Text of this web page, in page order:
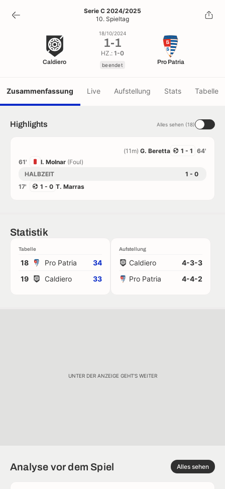
1-1
beendet
Serie C 2024/2025
10. Spieltag
Caldiero
18/10/2024
1-1
HZ.: 1-0
beendet Pro Patria
Zusammenfassung Live Aufstellung Stats Tabelle
Highlights Alles sehen (18)
64'
1 - 1
(11m) G. Beretta
61'
I. Molnar (Foul)
HALBZEIT
1 - 0
17'
1 - 0 T. Marras
Statistik
Tabelle
18 Pro Patria
34
19
Caldiero 33
Aufstellung
Caldiero
4-3-3
Pro Patria
4-4-2
UNTER DER ANZEIGE GEHT'S WEITER
Analyse vor dem Spiel Alles sehen